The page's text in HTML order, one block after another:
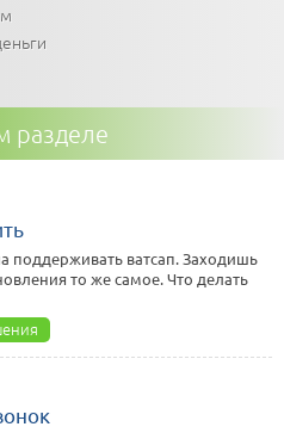
разделе
поддерживать ватсап. Заходишь
то же самое. Что делать